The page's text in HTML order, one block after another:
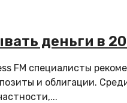
деньги в
FM специалисты
и облигации.